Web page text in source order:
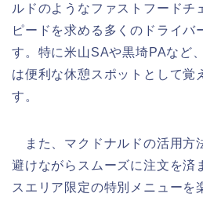
ルドのようなファストフードチ
ピードを求める多くのドライバ
す。特に米山SAや黒埼PAなど
は便利な休憩スポットとして覚
す。
また、マクドナルドの活用方
避けながらスムーズに注文を済
スエリア限定の特別メニューを